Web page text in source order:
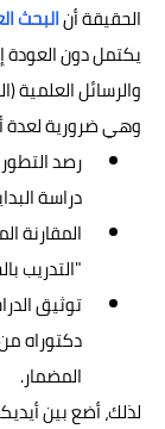
الحقيقة أنالبحث
يكتمل دون العودة
والرسائل العلمية
وهي ضرورية لعدة
رصد
دراسة
المقارنة
"التدريب
توثيق
دكتوراه
المضمار.